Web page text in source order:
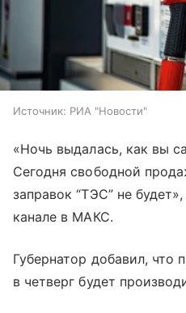
Источник: РИА "Новости"
«Ночь выдалась, как вы
Сегодня свободной
заправок “ТЭС” не
канале в МАКС.
Губернатор добавил, что
в четверг будет